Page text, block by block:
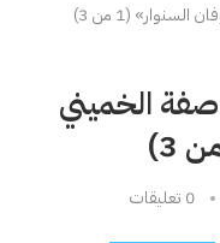
(1 من 3)
الخميني
0 تعليقات